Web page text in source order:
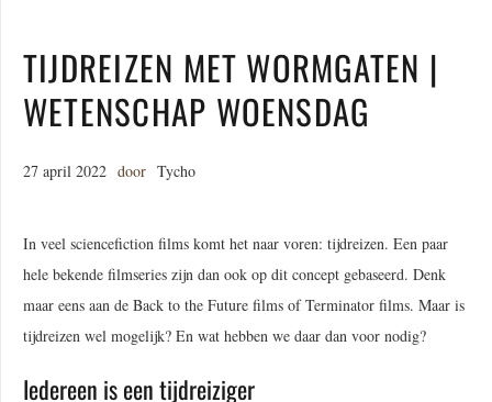
TIJDREIZEN MET WORMGATEN |
WETENSCHAP WOENSDAG
27 april 2022 door Tycho
In veel sciencefiction films komt het naar voren: tijdreizen. Een paar
hele bekende filmseries zijn dan ook op dit concept gebaseerd. Denk
maar eens aan de Back to the Future films of Terminator films. Maar is
tijdreizen wel mogelijk? En wat hebben we daar dan voor nodig?
Iedereen is een tijdreiziger